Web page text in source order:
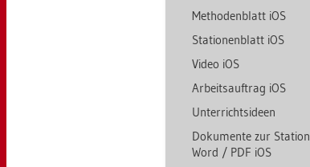
Me­tho­den­blatt iOS
Sta­tio­nen­blatt iOS
Video iOS
Ar­beits­auf­trag iOS
Un­ter­richts­ide­en
Do­ku­men­te zur Sta­ti­on
Word / PDF iOS